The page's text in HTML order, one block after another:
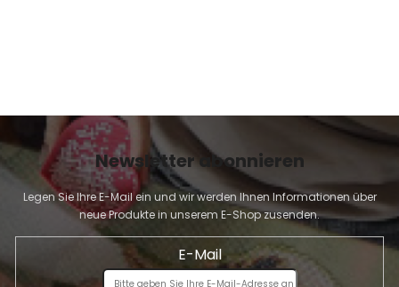
Newsletter abonnieren
Legen Sie Ihre E-Mail ein und wir werden Ihnen Informationen über
neue Produkte in unserem E-Shop zusenden.
E-Mail